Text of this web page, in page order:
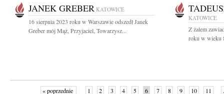
JANEK GREBER KATOWICE
16 sierpnia 2023 roku w Warszawie odszedł Janek
Greber mój Mąż, Przyjaciel, Towarzysz...
KATOWICE
Z żalem
roku w wieku
« poprzednie 1 2 3 4 5 6 7 8 9 10 11